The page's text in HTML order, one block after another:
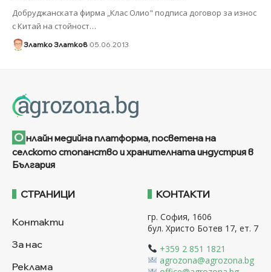
Добруджанската фирма „Клас Олио" подписа договор за износ
с Китай на стойност…
Златко Златков 05.06.2013
О нлайн медийна платформа, посветена на
селското стопанство и хранителната индустрия в
България
СТРАНИЦИ
Контакти
За нас
Реклама
КОНТАКТИ
гр. София, 1606
бул. Христо Ботев 17, ет. 7
+359 2 851 1821
agrozona@agrozona.bg